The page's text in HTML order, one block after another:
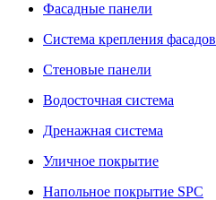
Фасадные панели
Система крепления фасадов
Стеновые панели
Водосточная система
Дренажная система
Уличное покрытие
Напольное покрытие SPC